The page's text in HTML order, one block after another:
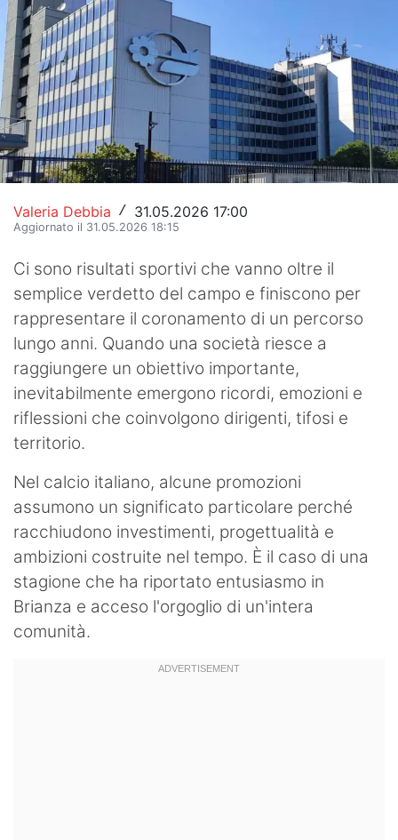
Altri sport
Hockey
Pallanuoto
Pallamano
Altre
News
Eventi
Valeria Debbia / 31.05.2026 17:00
Aggiornato il 31.05.2026 18:15
Ci sono risultati sportivi che vanno oltre il
semplice verdetto del campo e finiscono per
rappresentare il coronamento di un percorso
lungo anni. Quando una società riesce a
raggiungere un obiettivo importante,
inevitabilmente emergono ricordi, emozioni e
riflessioni che coinvolgono dirigenti, tifosi e
territorio.
Nel calcio italiano, alcune promozioni
assumono un significato particolare perché
racchiudono investimenti, progettualità e
ambizioni costruite nel tempo. È il caso di una
stagione che ha riportato entusiasmo in
Brianza e acceso l'orgoglio di un'intera
comunità.